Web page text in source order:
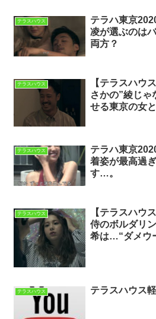
テラスハウス
テラハ東京
凌が選ぶのは
両方？
テラスハウス
【テラスハウ
さかの”綾じゃ
せる東京の女
テラスハウス
テラハ東京
着姿が最高過
す…。
テラスハウス
【テラスハウ
侍のボルダリ
希は…“ダメウ
テラスハウス テラスハウス